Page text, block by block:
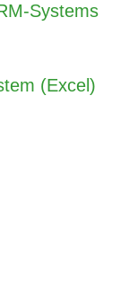
Systems
(Excel)